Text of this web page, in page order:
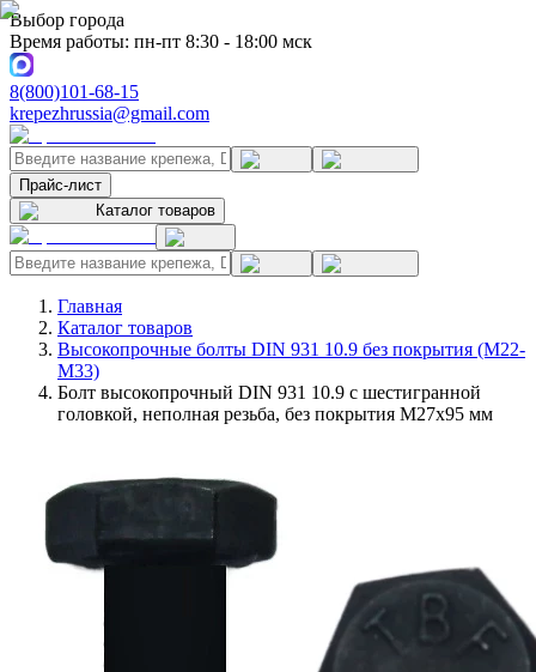
Выбор города
Время работы: пн-пт 8:30 - 18:00 мск
8(800)101-68-15
krepezhrussia@gmail.com
Прайс-лист
Каталог товаров
Главная
Каталог товаров
Высокопрочные болты DIN 931 10.9 без покрытия (M22-
M33)
Болт высокопрочный DIN 931 10.9 с шестигранной
головкой, неполная резьба, без покрытия M27x95 мм